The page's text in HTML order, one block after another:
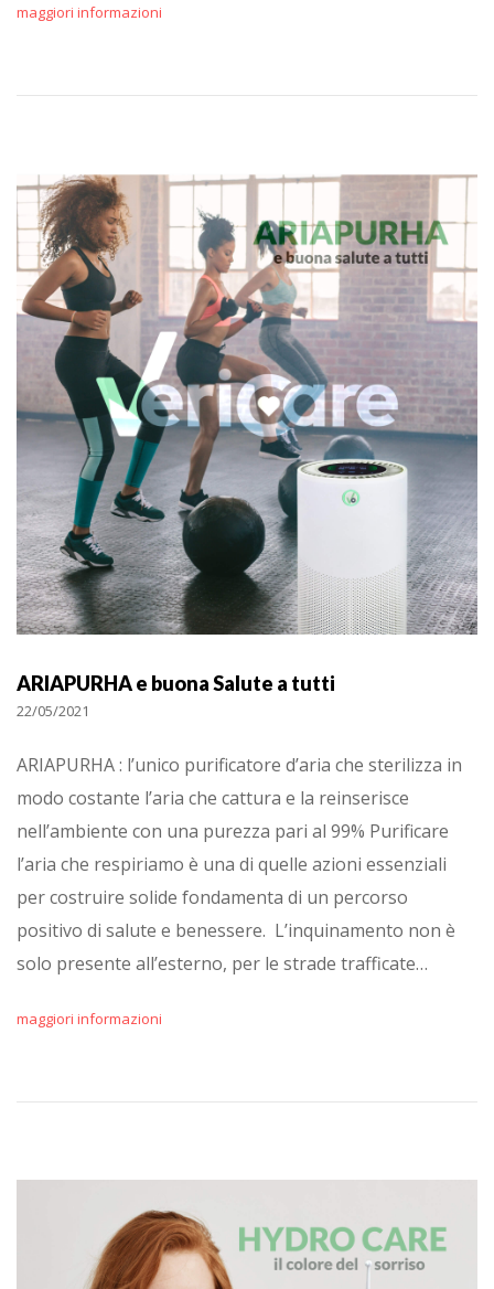
maggiori informazioni
ARIAPURHA e buona Salute a tutti
22/05/2021
ARIAPURHA : l’unico purificatore d’aria che sterilizza in
modo costante l’aria che cattura e la reinserisce
nell’ambiente con una purezza pari al 99% Purificare
l’aria che respiriamo è una di quelle azioni essenziali
per costruire solide fondamenta di un percorso
positivo di salute e benessere. L’inquinamento non è
solo presente all’esterno, per le strade trafficate…
maggiori informazioni